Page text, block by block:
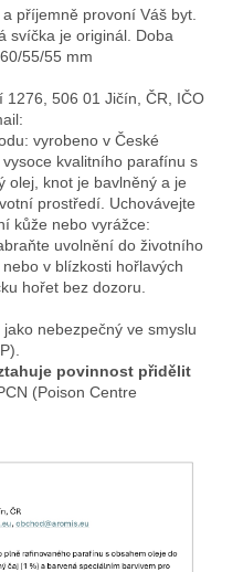
příjemně provoní Váš byt.
svíčka je originál. Doba
55/55 mm
1276, 506 01 Jičín, ČR, IČO
vyrobeno v České
kvalitního parafínu s
olej, knot je bavlněný a je
prostředí. Uchovávejte
kůže nebo vyrážce:
uvolnění do životního
v blízkosti hořlavých
hořet bez dozoru.
nebezpečný ve smyslu
povinnost přidělit
(Poison Centre